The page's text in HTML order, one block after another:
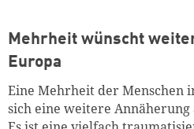
Mehrheit wünscht
Europa
Eine Mehrheit der Menschen
sich eine weitere Annäherung